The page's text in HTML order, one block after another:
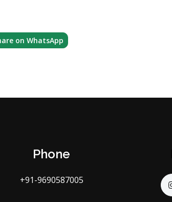
on WhatsApp
Phone
+91-9690587005